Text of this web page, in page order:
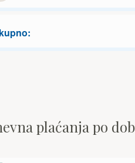
plaćanja po